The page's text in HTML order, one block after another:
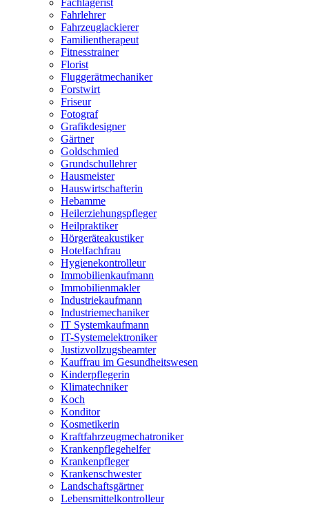
Fahrlehrer
Fahrzeuglackierer
Familientherapeut
Fitnesstrainer
Florist
Fluggerätmechaniker
Forstwirt
Friseur
Fotograf
Grafikdesigner
Gärtner
Goldschmied
Grundschullehrer
Hausmeister
Hauswirtschafterin
Hebamme
Heilerziehungspfleger
Heilpraktiker
Hörgeräteakustiker
Hotelfachfrau
Hygienekontrolleur
Immobilienkaufmann
Immobilienmakler
Industriekaufmann
Industriemechaniker
IT Systemkaufmann
IT-Systemelektroniker
Justizvollzugsbeamter
Kauffrau im Gesundheitswesen
Kinderpflegerin
Klimatechniker
Koch
Konditor
Kosmetikerin
Kraftfahrzeugmechatroniker
Krankenpflegehelfer
Krankenpfleger
Krankenschwester
Landschaftsgärtner
Lebensmittelkontrolleur